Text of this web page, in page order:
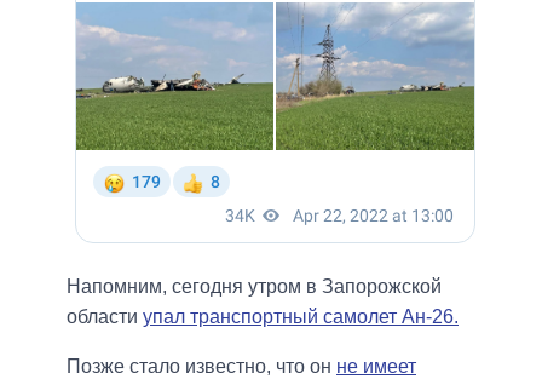
Напомним, сегодня утром в Запорожской
области упал транспортный самолет Ан-26.
Позже стало известно, что он не имеет